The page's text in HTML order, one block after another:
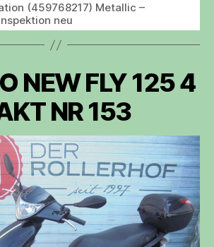
(459768217) Metallic –
neu
NEW FLY 125 4
NR 153